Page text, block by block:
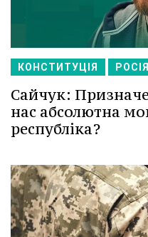
КОНСТИТУЦІЯ РОСІЯ
Сайчук:
нас абсолютна
республіка?